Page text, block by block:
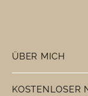
ÜBER MICH
KOSTENLOSER